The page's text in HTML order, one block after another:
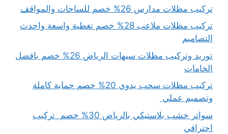
تركيب مظلات مدارس 26% خصم للساحات والمواقف
تركيب مظلات ملاعب 28% خصم تغطية واسعة واحدث
التصاميم
توريد وتركيب مظلات سيهات الرياض 26% خصم بافضل
الخامات
تركيب مظلات سحب يدوي 20% خصم حماية كاملة
وتصميم عملي
سواتر خشب بلاستيكي بالرياض 30% خصم تركيب
احترافي